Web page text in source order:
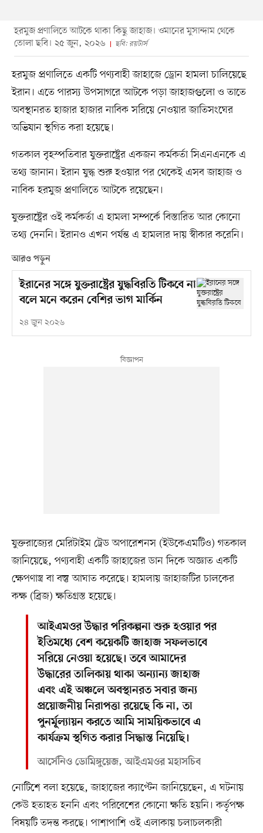
হরমুজ প্রণালিতে আটকে থাকা কিছু জাহাজ। ওমানের মুসান্দাম থেকে
তোলা ছবি। ২৫ জুন, ২০২৬
ছবি: রয়টার্স
হরমুজ প্রণালিতে একটি পণ্যবাহী জাহাজে ড্রোন হামলা চালিয়েছে
ইরান। এতে পারস্য উপসাগরে আটকে পড়া জাহাজগুলো ও তাতে
অবস্থানরত হাজার হাজার নাবিক সরিয়ে নেওয়ার জাতিসংঘের
অভিযান স্থগিত করা হয়েছে।
গতকাল বৃহস্পতিবার যুক্তরাষ্ট্রের একজন কর্মকর্তা সিএনএনকে এ
তথ্য জানান। ইরান যুদ্ধ শুরু হওয়ার পর থেকেই এসব জাহাজ ও
নাবিক হরমুজ প্রণালিতে আটকে রয়েছেন।
যুক্তরাষ্ট্রের ওই কর্মকর্তা এ হামলা সম্পর্কে বিস্তারিত আর কোনো
তথ্য দেননি। ইরানও এখন পর্যন্ত এ হামলার দায় স্বীকার করেনি।
আরও পড়ুন
ইরানের সঙ্গে যুক্তরাষ্ট্রের যুদ্ধবিরতি টিকবে না
বলে মনে করেন বেশির ভাগ মার্কিন
২৪ জুন ২০২৬
যুক্তরাজ্যের মেরিটাইম ট্রেড অপারেশনস (ইউকেএমটিও) গতকাল
জানিয়েছে, পণ্যবাহী একটি জাহাজের ডান দিকে অজ্ঞাত একটি
ক্ষেপণাস্ত্র বা বস্তু আঘাত করেছে। হামলায় জাহাজটির চালকের
কক্ষ (ব্রিজ) ক্ষতিগ্রস্ত হয়েছে।
আইএমওর উদ্ধার পরিকল্পনা শুরু হওয়ার পর
ইতিমধ্যে বেশ কয়েকটি জাহাজ সফলভাবে
সরিয়ে নেওয়া হয়েছে। তবে আমাদের
উদ্ধারের তালিকায় থাকা অন্যান্য জাহাজ
এবং এই অঞ্চলে অবস্থানরত সবার জন্য
প্রয়োজনীয় নিরাপত্তা রয়েছে কি না, তা
পুনর্মূল্যায়ন করতে আমি সাময়িকভাবে এ
কার্যক্রম স্থগিত করার সিদ্ধান্ত নিয়েছি।
আর্সেনিও ডোমিঙ্গুয়েজ, আইএমওর মহাসচিব
নোটিশে বলা হয়েছে, জাহাজের ক্যাপ্টেন জানিয়েছেন, এ ঘটনায়
কেউ হতাহত হননি এবং পরিবেশের কোনো ক্ষতি হয়নি। কর্তৃপক্ষ
বিষয়টি তদন্ত করছে। পাশাপাশি ওই এলাকায় চলাচলকারী